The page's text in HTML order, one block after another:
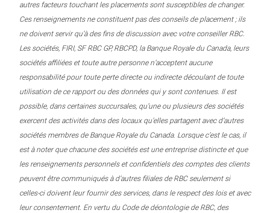
autres facteurs touchant les placements sont susceptibles de changer.
Ces renseignements ne constituent pas des conseils de placement ; ils
ne doivent servir qu’à des fins de discussion avec votre conseiller RBC.
Les sociétés, FIRI, SF RBC GP, RBCPD, la Banque Royale du Canada, leurs
sociétés affiliées et toute autre personne n’acceptent aucune
responsabilité pour toute perte directe ou indirecte découlant de toute
utilisation de ce rapport ou des données qui y sont contenues. Il est
possible, dans certaines succursales, qu’une ou plusieurs des sociétés
exercent des activités dans des locaux qu’elles partagent avec d’autres
sociétés membres de Banque Royale du Canada. Lorsque c’est le cas, il
est à noter que chacune des sociétés est une entreprise distincte et que
les renseignements personnels et confidentiels des comptes des clients
peuvent être communiqués à d’autres filiales de RBC seulement si
celles-ci doivent leur fournir des services, dans le respect des lois et avec
leur consentement. En vertu du Code de déontologie de RBC, des